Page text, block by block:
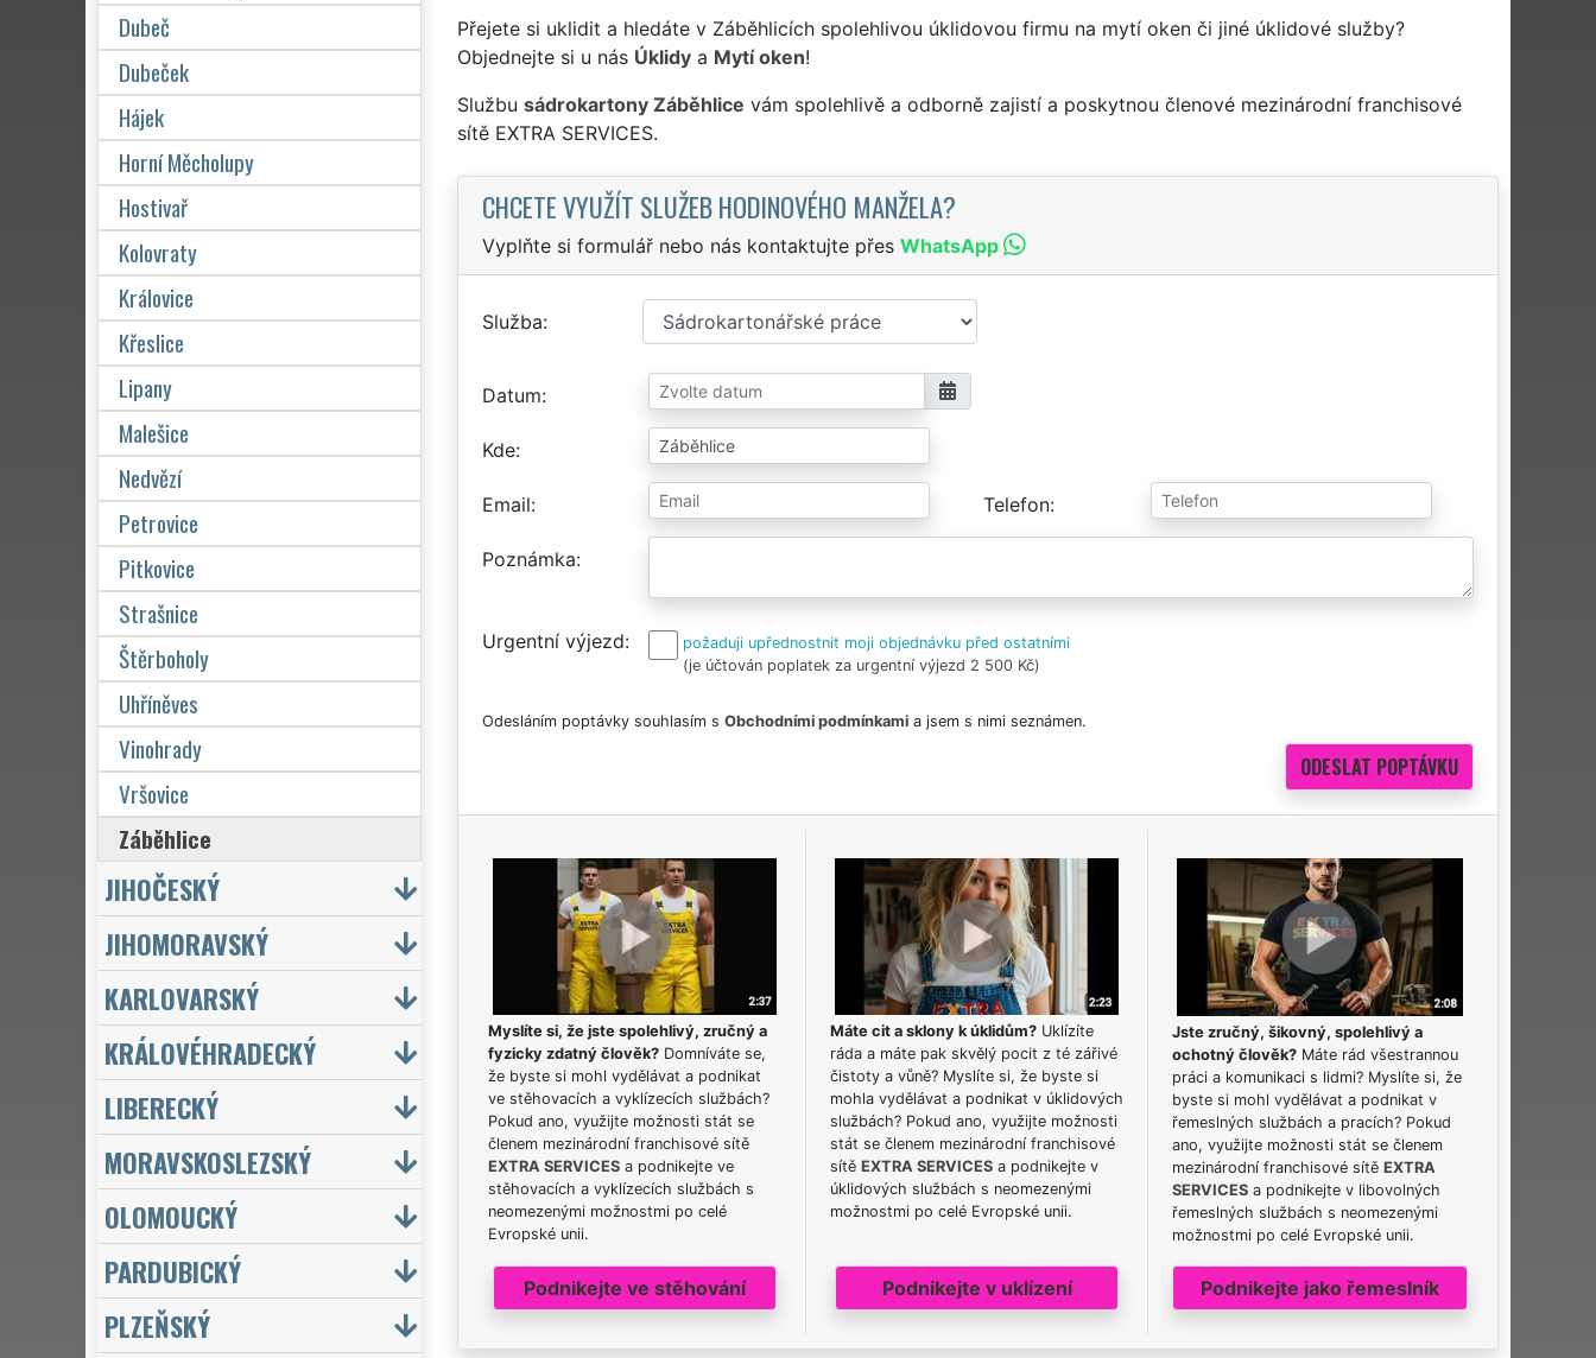
Přejete si uklidit a hledáte v Záběhlicích spolehlivou úklidovou firmu na mytí oken či jiné úklidové služby?
Objednejte si u nás Úklidya Mytí oken!
Službu sádrokartony Záběhlice vám spolehlivě a odborně zajistí a poskytnou členové mezinárodní franchisové
sítě EXTRA SERVICES.
CHCETE VYUŽÍT SLUŽEB HODINOVÉHO MANŽELA?
Vyplňte si formulář nebo nás kontaktujte přes WhatsApp
Služba
Datum
Kde
Email Telefon
Poznámka
Urgentní výjezd
požaduji upřednostnit moji objednávku před ostatními
(je účtován poplatek za urgentní výjezd 2 500 Kč)
Odesláním poptávky souhlasím s Obchodními podmínkamia jsem s nimi seznámen.
Myslíte si, že jste spolehlivý, zručný a
fyzicky zdatný člověk?Domníváte se,
že byste si mohl vydělávat a podnikat
ve stěhovacích a vyklízecích službách?
Pokud ano, využijte možnosti stát se
členem mezinárodní franchisové sítě
EXTRA SERVICESa podnikejte ve
stěhovacích a vyklízecích službách s
neomezenými možnostmi po celé
Evropské unii.
Podnikejte ve stěhování
Máte cit a sklony k úklidům?Uklízíte
ráda a máte pak skvělý pocit z té zářivé
čistoty a vůně? Myslíte si, že byste si
mohla vydělávat a podnikat v úklidových
službách? Pokud ano, využijte možnosti
stát se členem mezinárodní franchisové
sítě EXTRA SERVICESa podnikejte v
úklidových službách s neomezenými
možnostmi po celé Evropské unii.
Podnikejte v uklízení
Jste zručný, šikovný, spolehlivý a
ochotný člověk? Máte rád všestrannou
práci a komunikaci s lidmi? Myslíte si, že
byste si mohl vydělávat a podnikat v
řemeslných službách a pracích? Pokud
ano, využijte možnosti stát se členem
mezinárodní franchisové sítěEXTRA
SERVICES a podnikejte v libovolných
řemeslných službách s neomezenými
možnostmi po celé Evropské unii.
Podnikejte jako řemeslník
Dubeč
Dubeček
Hájek
Horní Měcholupy
Hostivař
Kolovraty
Královice
Křeslice
Lipany
Malešice
Nedvězí
Petrovice
Pitkovice
Strašnice
Štěrboholy
Uhříněves
Vinohrady
Vršovice
Záběhlice
JIHOČESKÝ
JIHOMORAVSKÝ
KARLOVARSKÝ
KRÁLOVÉHRADECKÝ
LIBERECKÝ
MORAVSKOSLEZSKÝ
OLOMOUCKÝ
PARDUBICKÝ
PLZEŇSKÝ